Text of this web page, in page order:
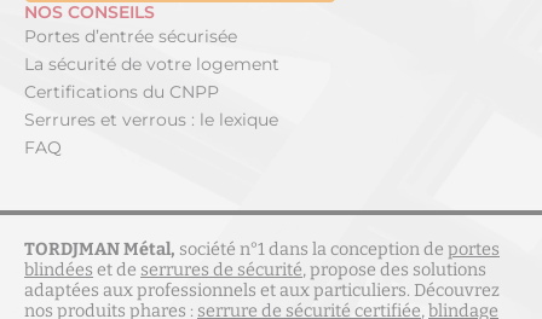
NOS CONSEILS
Portes d’entrée sécurisée
La sécurité de votre logement
Certifications du CNPP
Serrures et verrous : le lexique
FAQ
TORDJMAN Métal, société n°1 dans la conception de portes
blindées et de serrures de sécurité, propose des solutions
adaptées aux professionnels et aux particuliers. Découvrez
nos produits phares : serrure de sécurité certifiée,blindage